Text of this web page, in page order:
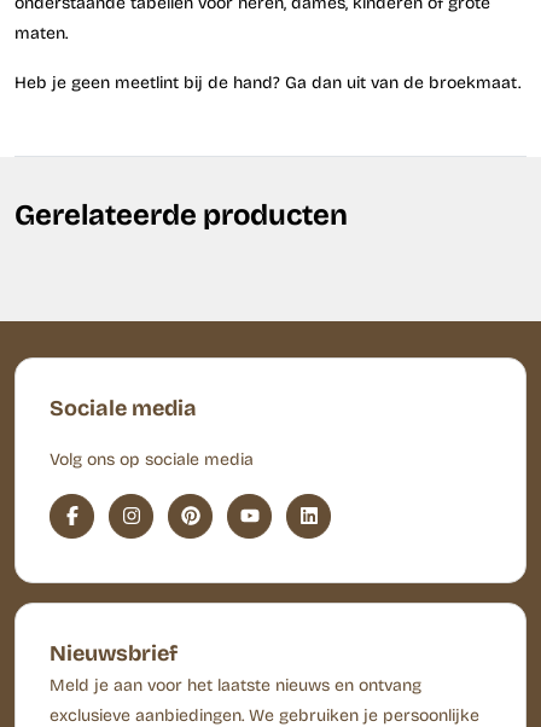
maten.
Heb je geen meetlint bij de hand? Ga dan uit van de broekmaat.
Gerelateerde producten
Sociale media
Volg ons op sociale media
Nieuwsbrief
Meld je aan voor het laatste nieuws en ontvang
exclusieve aanbiedingen. We gebruiken je persoonlijke